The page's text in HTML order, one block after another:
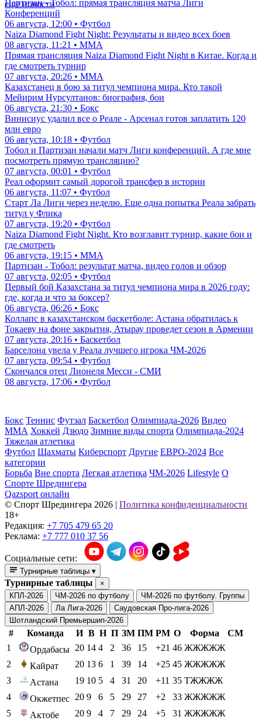
еще новости
Партизан - Тобол: прямая трансляция матча Лиги
Конференций
06 августа, 12:00 • Футбол
Naiza Diamond Fight Night: Результаты и видео всех боев
08 августа, 11:21 • ММА
Прямая трансляция Naiza Diamond Fight Night в Китае. Когда и
где смотреть турнир
07 августа, 20:26 • ММА
Казахстанец в бою за титул чемпиона мира. Кто такой
Мейирим Нурсултанов: биография, бои
06 августа, 21:30 • Бокс
Винисиус удалил все о Реале - Арсенал готов заплатить 120
млн евро
06 августа, 10:18 • Футбол
Тобол и Партизан начали матч Лиги конференций. А где мне
посмотреть прямую трансляцию?
07 августа, 00:01 • Футбол
Реал оформит самый дорогой трансфер в истории
06 августа, 11:07 • Футбол
Старт Ла Лиги через неделю. Еще одна попытка Реала забрать
титул у Флика
07 августа, 19:20 • Футбол
Naiza Diamond Fight Night. Кто возглавит турнир, какие бои и
где смотреть
06 августа, 19:15 • ММА
Партизан - Тобол: результат матча, видео голов и обзор
07 августа, 02:05 • Футбол
Первый бой Казахстана за титул чемпиона мира в 2026 году:
где, когда и что за боксер?
06 августа, 06:26 • Бокс
Коллапс в казахстанском баскетболе: Астана обратилась к
Токаеву на фоне закрытия, Атырау проведет сезон в Армении
07 августа, 20:16 • Баскетбол
Барселона увела у Реала лучшего игрока ЧМ-2026
07 августа, 09:54 • Футбол
Скончался отец Лионеля Месси - СМИ
08 августа, 17:06 • Футбол
Бокс Теннис Футзал Баскетбол Олимпиада-2026 Видео
ММА Хоккей Дзюдо Зимние виды спорта Олимпиада-2024
Тяжелая атлетика
Футбол Шахматы Киберспорт Другие ЕВРО-2024 Все
категории
Борьба Вне спорта Легкая атлетика ЧМ-2026 Lifestyle О
Спорте Шредингера
Qazsport онлайн
© Cпорт Шредингера 2026 | Политика конфиденциальности
18+
Редакция: +7 705 479 65 20
Реклама: +7 777 010 37 56
Социальные сети:
Турнирные таблицы ▾
Турнирные таблицы
×
КПЛ-2026
ЧМ-2026 по футболу
ЧМ-2026 по футболу. Группы
АПЛ-2026
Ла Лига-2026
Саудовская Про-лига-2026
Шотландский Премьершип-2026
# Команда И В Н П ЗМ ПМ РМ О Форма
СМ
1
Ордабасы 20 14 4 2 36 15 +21 46 ЖЖЖЖЖ
2
Кайрат 20 13 6 1 39 14 +25 45 ЖЖЖЖЖ
3
Астана 19 10 5 4 31 20 +11 35 ТЖЖЖЖ
4
Окжетпес 20 9 6 5 29 27 +2 33 ЖЖЖЖЖ
5
Актобе 20 9 4 7 29 24 +5 31 ЖЖЖЖЖ